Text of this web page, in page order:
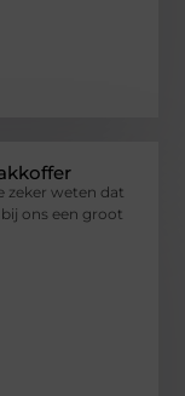
zeker weten dat
ons een groot